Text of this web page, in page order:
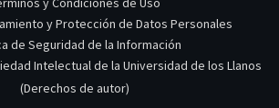
y Protección de Datos Personales
de Seguridad de la Información
Intelectual de la Universidad de los Llanos
(Derechos de autor)